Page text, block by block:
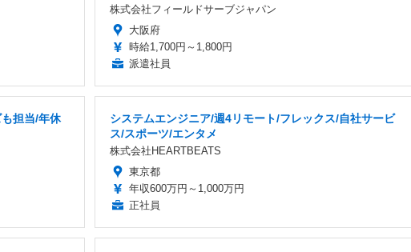
株式会社フィールドサーブジャパン
大阪府
時給1,700円～1,800円
派遣社員
担当/年休
システムエンジニア/週4リモート/フレックス/自社サービ
ス/スポーツ/エンタメ
株式会社HEARTBEATS
東京都
年収600万円～1,000万円
正社員